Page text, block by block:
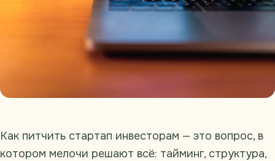
Как питчить стартап инвесторам — это вопрос, в
котором мелочи решают всё: тайминг, структура,